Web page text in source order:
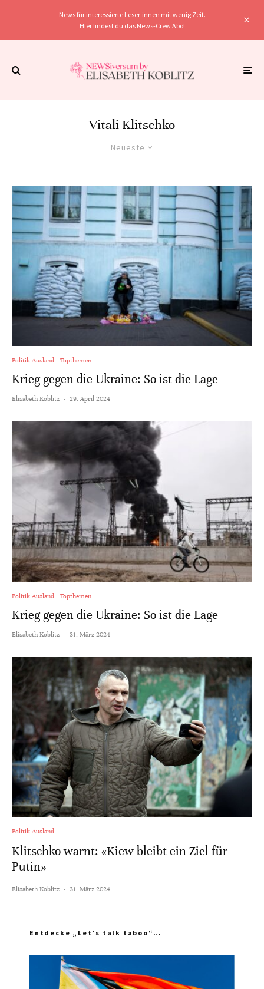
News für interessierte Leser:innen mit wenig Zeit.
Hier findest du das News-Crew Abo!
Vitali Klitschko
Neueste
Politik Ausland Topthemen
Krieg gegen die Ukraine: So ist die Lage
Elisabeth Koblitz · 29. April 2024
Politik Ausland Topthemen
Krieg gegen die Ukraine: So ist die Lage
Elisabeth Koblitz · 31. März 2024
Politik Ausland
Klitschko warnt: «Kiew bleibt ein Ziel für
Putin»
Elisabeth Koblitz · 31. März 2024
Entdecke „Let’s talk taboo“…